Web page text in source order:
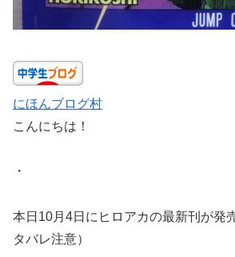
にほんブログ村
こんにちは！
・
本日10月4日にヒロアカの最新刊が発
タバレ注意）